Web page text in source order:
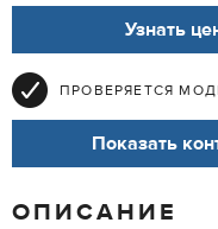
Узнать
ПРОВЕРЯЕТСЯ
Показать
ОПИСАНИЕ